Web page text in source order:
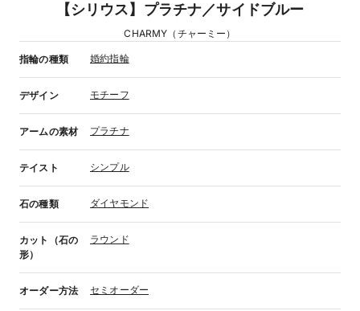
【シリウス】プラチナ／サイドブルー
CHARMY（チャーミー）
指輪の種類 婚約指輪
デザイン モチーフ
アームの素材 プラチナ
テイスト シンプル
石の種類 ダイヤモンド
カット（石の
形）
ラウンド
オーダー方法 セミオーダー